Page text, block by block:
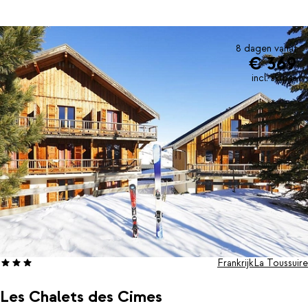
8 dagen vanaf
€ 369
incl. skipas
Les Chalets des Cimes
FrankrijkLa Toussuire